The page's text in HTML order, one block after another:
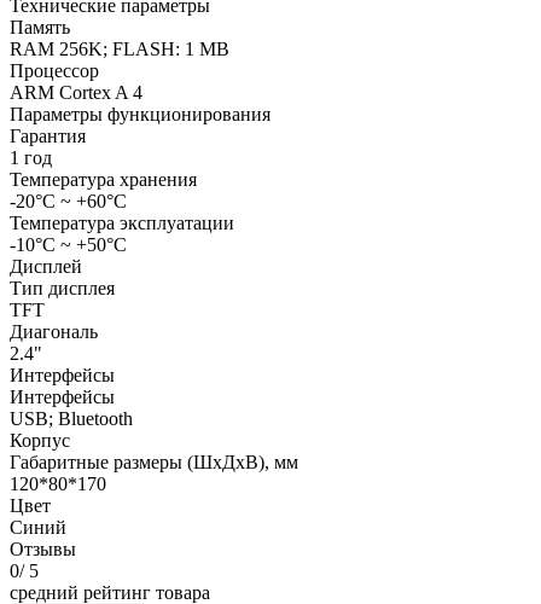
Технические параметры
Память
RAM 256K; FLASH: 1 MB
Процессор
ARM Cortex A 4
Параметры функционирования
Гарантия
1 год
Температура хранения
-20°С ~ +60°С
Температура эксплуатации
-10°C ~ +50°C
Дисплей
Тип дисплея
TFT
Диагональ
2.4"
Интерфейсы
Интерфейсы
USB; Bluetooth
Корпус
Габаритные размеры (ШхДхВ), мм
120*80*170
Цвет
Синий
Отзывы
0/ 5
средний рейтинг товара